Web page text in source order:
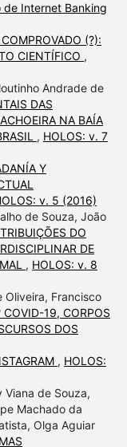
Internet Banking
(?):
CIENTÍFICO ,
Andrade de
DAS
NA BAÍA
, HOLOS: v. 7
Y
v. 5 (2016)
de Souza, João
DO
DE
, HOLOS: v. 8
Oliveira, Francisco
COVID-19, CORPOS
DOS
, HOLOS:
Viana de Souza,
Machado da
Olga Aguiar